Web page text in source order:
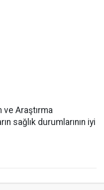
Araştırma
sağlık durumlarının iyi